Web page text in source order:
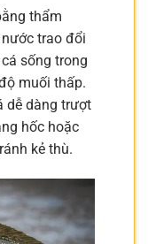
thẩm
trao đổi
sống trong
muối thấp.
dễ dàng trượt
hốc hoặc
kẻ thù.